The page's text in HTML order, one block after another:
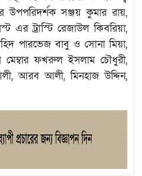
উপপরিদর্শক সঞ্জয় কুমার রায়,
এর ট্রাস্টি রেজাউল কিবরিয়া,
পারভেজ বাবু ও সোনা মিয়া,
মেম্বার ফখরুল ইসলাম চৌধুরী,
আরব আলী, মিনহাজ উদ্দিন,